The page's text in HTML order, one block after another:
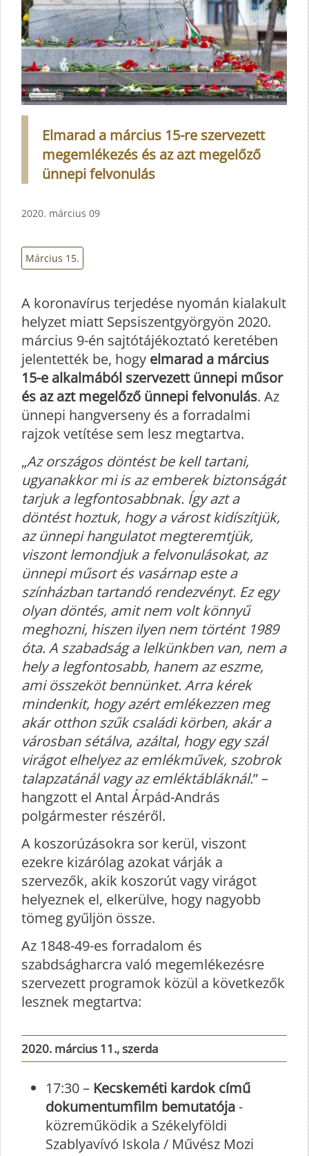
Elmarad a március 15-re szervezett
megemlékezés és az azt megelőző
ünnepi felvonulás
2020. március 09
Március 15.
A koronavírus terjedése nyomán kialakult
helyzet miatt Sepsiszentgyörgyön 2020.
március 9-én sajtótájékoztató keretében
jelentették be, hogy elmarad a március
15-e alkalmából szervezett ünnepi műsor
és az azt megelőző ünnepi felvonulás. Az
ünnepi hangverseny és a forradalmi
rajzok vetítése sem lesz megtartva.
„Az országos döntést be kell tartani,
ugyanakkor mi is az emberek biztonságát
tarjuk a legfontosabbnak. Így azt a
döntést hoztuk, hogy a várost kidíszítjük,
az ünnepi hangulatot megteremtjük,
viszont lemondjuk a felvonulásokat, az
ünnepi műsort és vasárnap este a
színházban tartandó rendezvényt. Ez egy
olyan döntés, amit nem volt könnyű
meghozni, hiszen ilyen nem történt 1989
óta. A szabadság a lelkünkben van, nem a
hely a legfontosabb, hanem az eszme,
ami összeköt bennünket. Arra kérek
mindenkit, hogy azért emlékezzen meg
akár otthon szűk családi körben, akár a
városban sétálva, azáltal, hogy egy szál
virágot elhelyez az emlékművek, szobrok
talapzatánál vagy az emléktábláknál.” –
hangzott el Antal Árpád-András
polgármester részéről.
A koszorúzásokra sor kerül, viszont
ezekre kizárólag azokat várják a
szervezők, akik koszorút vagy virágot
helyeznek el, elkerülve, hogy nagyobb
tömeg gyűljön össze.
Az 1848-49-es forradalom és
szabdságharcra való megemlékezésre
szervezett programok közül a következők
lesznek megtartva:
2020. március 11., szerda
17:30 – Kecskeméti kardok című
dokumentumfilm bemutatója-
közreműködik a Székelyföldi
Szablyavívó Iskola / Művész Mozi